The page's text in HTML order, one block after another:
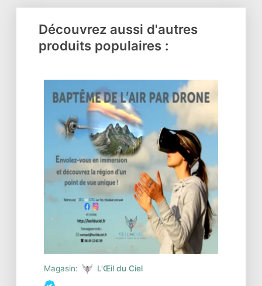
Découvrez aussi d'autres
produits populaires :
Magasin: L'Œil du Ciel